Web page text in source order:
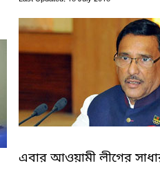
এবার আওয়ামী লীগের